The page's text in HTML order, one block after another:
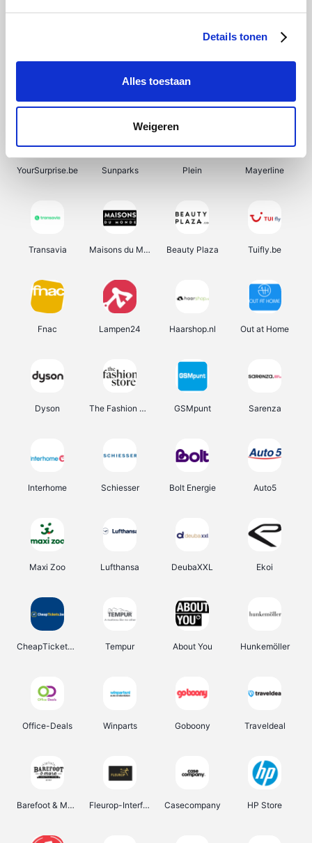
Details tonen
Alles toestaan
Weigeren
SupraBazar Shein Bergfreunde Smartwatchbanden
YourSurprise.be Sunparks Plein Mayerline
Transavia Maisons du Monde Beauty Plaza Tuifly.be
Fnac Lampen24 Haarshop.nl Out at Home
Dyson The Fashion Store GSMpunt Sarenza
Interhome Schiesser Bolt Energie Auto5
Maxi Zoo Lufthansa DeubaXXL Ekoi
CheapTickets.be Tempur About You Hunkemöller
Office-Deals Winparts Goboony Traveldeal
Barefoot & More Fleurop-Interflora Casecompany HP Store